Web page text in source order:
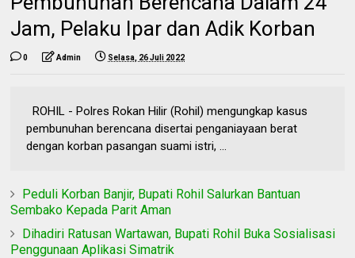
Jam, Pelaku Ipar dan Adik Korban
0 Admin Selasa, 26 Juli 2022
ROHIL - Polres Rokan Hilir (Rohil) mengungkap kasus
pembunuhan berencana disertai penganiayaan berat
dengan korban pasangan suami istri, ...
Peduli Korban Banjir, Bupati Rohil Salurkan Bantuan
Sembako Kepada Parit Aman
Dihadiri Ratusan Wartawan, Bupati Rohil Buka Sosialisasi
Penggunaan Aplikasi Simatrik